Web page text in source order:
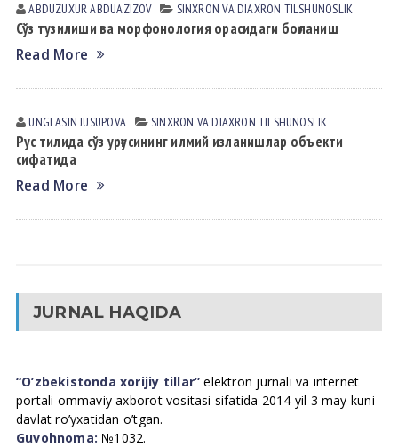
ABDUZUXUR ABDUAZIZOV SINXRON VА DIАXRON TILSHUNOSLIK
Сўз тузилиши ва морфонология орасидаги боғланиш
Read More
UNGLASIN JUSUPOVА SINXRON VА DIАXRON TILSHUNOSLIK
Рус тилида сўз урғусининг илмий изланишлар объекти
сифатида
Read More
JURNAL HAQIDA
“O’zbekistonda xorijiy tillar” elektron jurnali va internet
portali ommaviy axborot vositasi sifatida 2014 yil 3 may kuni
davlat ro’yxatidan o’tgan.
Guvohnoma: №1032.